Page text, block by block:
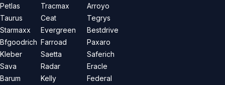
Petlas
Taurus
Starmaxx
Bfgoodrich
Kleber
Sava
Barum
Tracmax
Ceat
Evergreen
Farroad
Saetta
Radar
Kelly
Arroyo
Tegrys
Bestdrive
Paxaro
Saferich
Eracle
Federal